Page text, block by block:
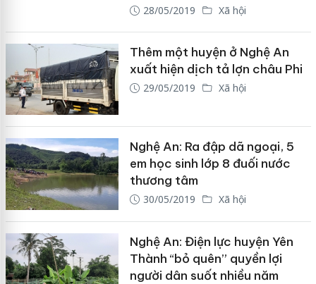
28/05/2019 Xã hội
Thêm một huyện ở Nghệ An
xuất hiện dịch tả lợn châu Phi
29/05/2019 Xã hội
Nghệ An: Ra đập dã ngoại, 5
em học sinh lớp 8 đuối nước
thương tâm
30/05/2019 Xã hội
Nghệ An: Điện lực huyện Yên
Thành “bỏ quên” quyền lợi
người dân suốt nhiều năm